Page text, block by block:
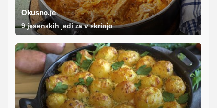
Okusno.je
9 jesenskih jedi za v skrinjo